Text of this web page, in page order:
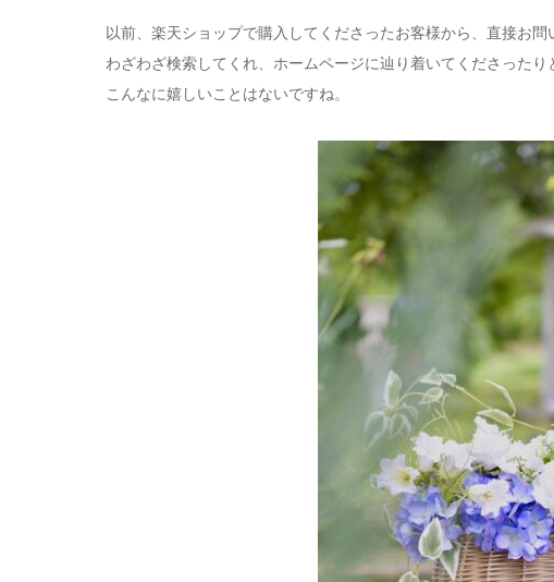
以前、楽天ショップで購入してくださったお客様から、直接お問
わざわざ検索してくれ、ホームページに辿り着いてくださったり
こんなに嬉しいことはないですね。